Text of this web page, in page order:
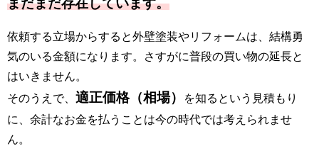
まだまだ存在しています。
依頼する立場からすると外壁塗装やリフォームは、結構勇
気のいる金額になります。さすがに普段の買い物の延長と
はいきません。
そのうえで、 適正価格（相場）
を知るという見積もり
に、余計なお金を払うことは今の時代では考えられませ
ん。